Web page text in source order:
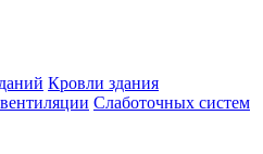
Кровли здания
Слаботочных систем